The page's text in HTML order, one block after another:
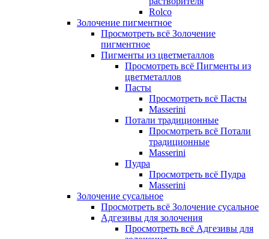
Rolco
Золочение пигментное
Просмотреть всё Золочение
пигментное
Пигменты из цветметаллов
Просмотреть всё Пигменты из
цветметаллов
Пасты
Просмотреть всё Пасты
Masserini
Потали традиционные
Просмотреть всё Потали
традиционные
Masserini
Пудра
Просмотреть всё Пудра
Masserini
Золочение сусальное
Просмотреть всё Золочение сусальное
Адгезивы для золочения
Просмотреть всё Адгезивы для